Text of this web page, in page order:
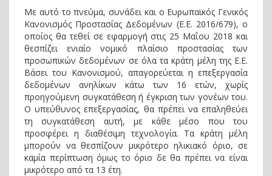
Με αυτό το πνεύμα, συνάδει και ο Ευρωπαϊκός Γενικός
Κανονισμός Προστασίας Δεδομένων (Ε.Ε. 2016/679), ο
οποίος θα τεθεί σε εφαρμογή στις 25 Μαΐου 2018 και
θεσπίζει ενιαίο νομικό πλαίσιο προστασίας των
προσωπικών δεδομένων σε όλα τα κράτη μέλη της Ε.Ε.
Βάσει του Κανονισμού, απαγορεύεται η επεξεργασία
δεδομένων ανηλίκων κάτω των 16 ετών, χωρίς
προηγούμενη συγκατάθεση ή έγκριση των γονέων του.
Ο υπεύθυνος επεξεργασίας, θα πρέπει να επαληθεύει
τη συγκατάθεση αυτή, με κάθε μέσο που του
προσφέρει η διαθέσιμη τεχνολογία. Τα κράτη μέλη
μπορούν να θεσπίζουν μικρότερο ηλικιακό όριο, σε
καμία περίπτωση όμως το όριο δε θα πρέπει να είναι
μικρότερο από τα 13 έτη.